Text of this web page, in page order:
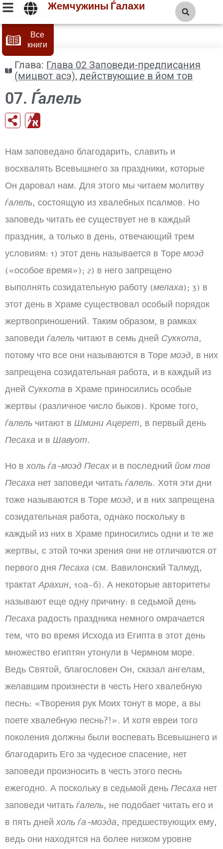
Жемчужины Ѓалахи
Все
книги
Глава: Глава 02 Заповеди-предписания
(мицвот асэ), действующие в йом тов
07. Ѓалель
Нам заповедано благодарить, славить и
восхвалять Всевышнего за праздники, которые
Он даровал нам. Для этого мы читаем молитву
ѓалель, состоящую из хвалебных псалмов. Но
заповедь читать ее существует не в каждый
праздник, а только в день, отвечающий трем
условиям: 1) этот день называется в Торе моэд
(«особое время»); 2) в него запрещено
выполнять созидательную работу (мелаха); 3) в
этот день в Храме существовал особый порядок
жертвоприношений. Таким образом, в рамках
заповеди ѓалель читают в семь дней Суккота,
потому что все они называются в Торе моэд, в них
запрещена созидательная работа, и в каждый из
дней Суккота в Храме приносились особые
жертвы (различное число быков). Кроме того,
ѓалель читают в Шмини Ацерет, в первый день
Песаха и в Шавуот.
Но вхоль ѓа-моэд Песах и в последний йом тов
Песаха нет заповеди читать ѓалель. Хотя эти дни
тоже называются в Торе моэд, и в них запрещена
созидательная работа, однако поскольку в
каждый из них в Храме приносились одни и те же
жертвы, с этой точки зрения они не отличаются от
первого дня Песаха (см. Вавилонский Талмуд,
трактатАрахин, 10а-б). А некоторые авторитеты
называют еще одну причину: в седьмой день
Песаха радость праздника немного омрачается
тем, что во время Исхода из Египта в этот день
множество египтян утонули в Чермном море.
Ведь Святой, благословен Он, сказал ангелам,
желавшим произнести в честь Него хвалебную
песнь: «Творения рук Моих тонут в море, а вы
поете хвалебную песнь?!». И хотя евреи того
поколения должны были воспевать Всевышнего и
благодарить Его за чудесное спасение, нет
заповеди произносить в честь этого песнь
ежегодно. А поскольку в седьмой день Песаха нет
заповеди читать ѓалель, не подобает читать его и
в пять днейхоль ѓа-моэда, предшествующих ему,
ведь они находятся на более низком уровне